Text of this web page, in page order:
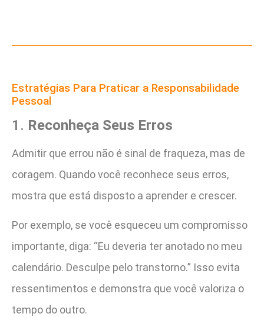
Estratégias Para Praticar a Responsabilidade
Pessoal
1. Reconheça Seus Erros
Admitir que errou não é sinal de fraqueza, mas de
coragem. Quando você reconhece seus erros,
mostra que está disposto a aprender e crescer.
Por exemplo, se você esqueceu um compromisso
importante, diga: “Eu deveria ter anotado no meu
calendário. Desculpe pelo transtorno.” Isso evita
ressentimentos e demonstra que você valoriza o
tempo do outro.